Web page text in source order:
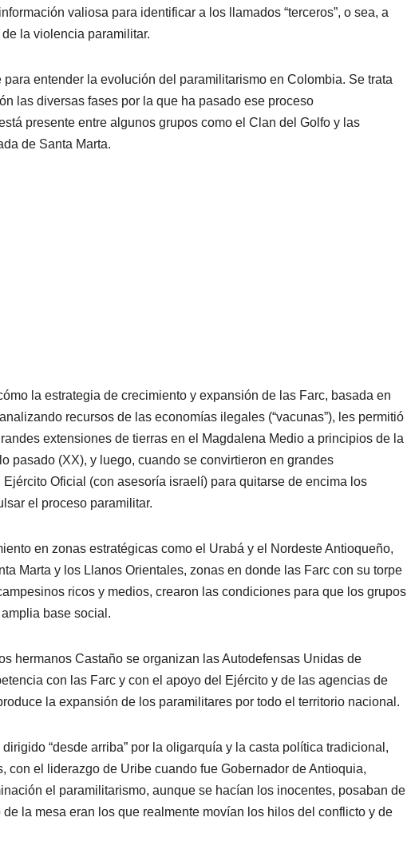
valiosa para identificar a los llamados “terceros”, o sea, a
la violencia paramilitar.
para entender la evolución del paramilitarismo en Colombia. Se trata
las diversas fases por la que ha pasado ese proceso
presente entre algunos grupos como el Clan del Golfo y las
de Santa Marta.
la estrategia de crecimiento y expansión de las Farc, basada en
recursos de las economías ilegales (“vacunas”), les permitió
extensiones de tierras en el Magdalena Medio a principios de la
pasado (XX), y luego, cuando se convirtieron en grandes
Oficial (con asesoría israelí) para quitarse de encima los
el proceso paramilitar.
en zonas estratégicas como el Urabá y el Nordeste Antioqueño,
Marta y los Llanos Orientales, zonas en donde las Farc con su torpe
ricos y medios, crearon las condiciones para que los grupos
base social.
hermanos Castaño se organizan las Autodefensas Unidas de
con las Farc y con el apoyo del Ejército y de las agencias de
la expansión de los paramilitares por todo el territorio nacional.
“desde arriba” por la oligarquía y la casta política tradicional,
con el liderazgo de Uribe cuando fue Gobernador de Antioquia,
el paramilitarismo, aunque se hacían los inocentes, posaban de
la mesa eran los que realmente movían los hilos del conflicto y de